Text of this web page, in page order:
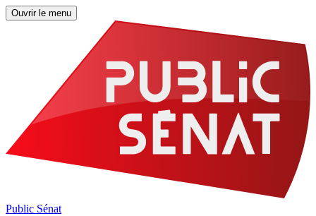
Ouvrir le menu
Public Sénat